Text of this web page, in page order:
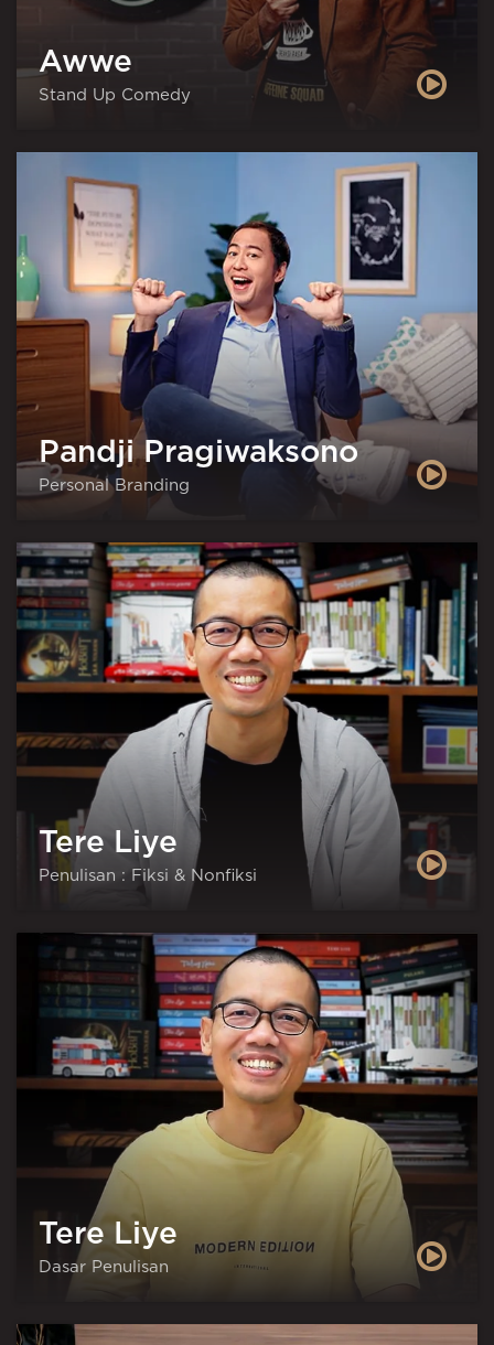
Awwe
Stand Up Comedy
Pandji Pragiwaksono
Personal Branding
Tere Liye
Penulisan : Fiksi & Nonfiksi
Tere Liye
Dasar Penulisan